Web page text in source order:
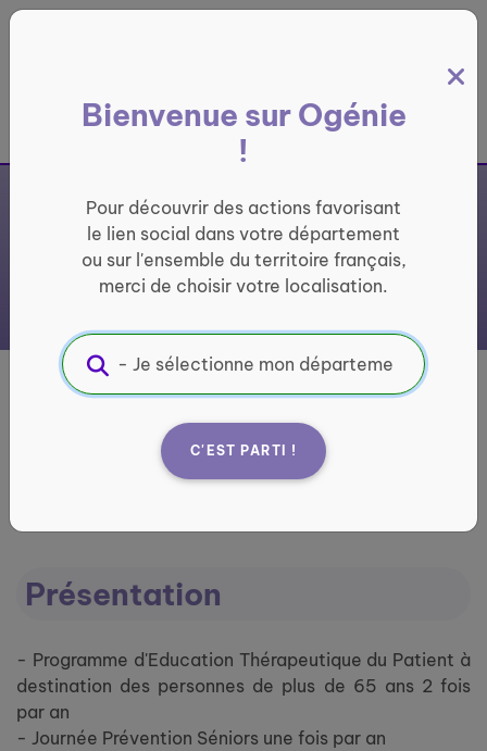
France entière
Bienvenue sur Ogénie
!
Pour découvrir des actions favorisant
le lien social dans votre département
ou sur l'ensemble du territoire français,
merci de choisir votre localisation.
C'EST PARTI !
Association
Santé et Action
Sociale
Présentation
- Programme d'Education Thérapeutique du Patient à
destination des personnes de plus de 65 ans 2 fois
par an
- Journée Prévention Séniors une fois par an
Panneau de gestion des cookies